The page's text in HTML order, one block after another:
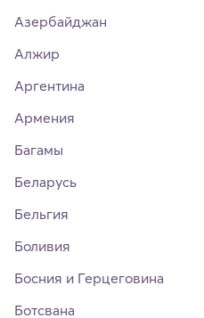
Азербайджан
Алжир
Аргентина
Армения
Багамы
Беларусь
Бельгия
Боливия
Босния и Герцеговина
Ботсвана